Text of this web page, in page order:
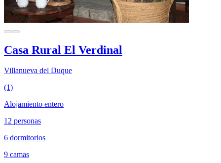
Casa Rural El Verdinal
Villanueva del Duque
(1)
Alojamiento entero
12 personas
6 dormitorios
9 camas